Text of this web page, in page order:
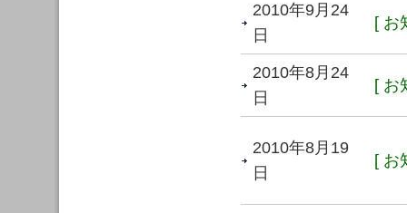
2010年9月24
日
[ お
2010年8月24
日
[ お
2010年8月19
日
[ お